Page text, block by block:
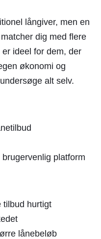
långiver, men en
dig med flere
ideel for dem, der
økonomi og
alt selv.
platform
tilbud hurtigt
lånebeløb